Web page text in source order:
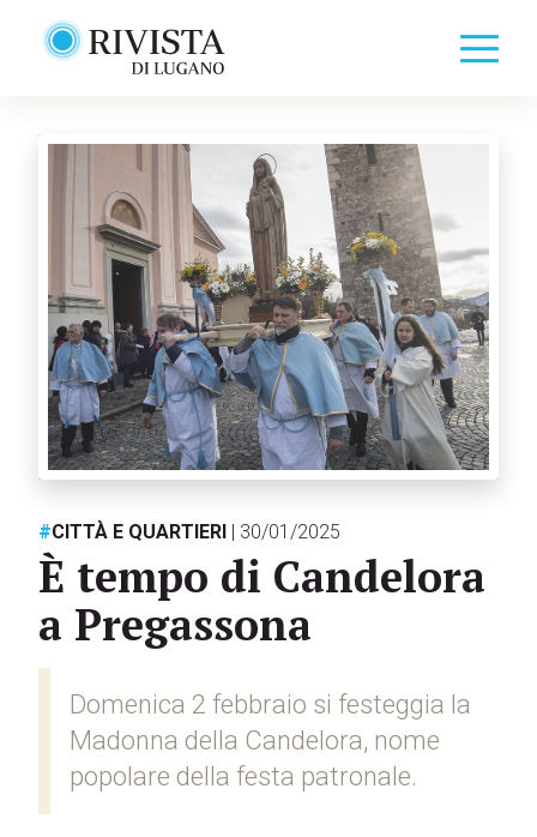
#CITTÀ E QUARTIERI | 30/01/2025
È tempo di Candelora
a Pregassona
Domenica 2 febbraio si festeggia la
Madonna della Candelora, nome
popolare della festa patronale.